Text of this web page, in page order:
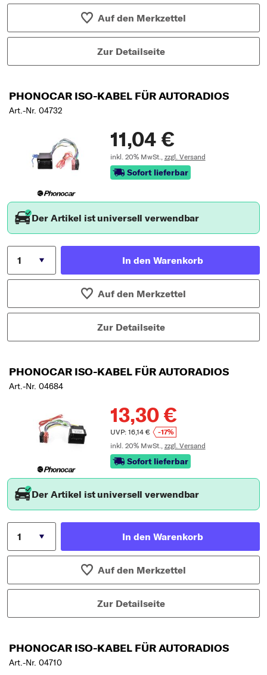
Auf den Merkzettel
Zur Detailseite
PHONOCAR ISO-KABEL FÜR AUTORADIOS
Art.-Nr. 04732
11,04 €
inkl. 20% MwSt., zzgl. Versand
Sofort lieferbar
Der Artikel ist universell verwendbar
In den Warenkorb
Auf den Merkzettel
Zur Detailseite
PHONOCAR ISO-KABEL FÜR AUTORADIOS
Art.-Nr. 04684
13,30 €
UVP: 16,14 €
-17%
inkl. 20% MwSt., zzgl. Versand
Sofort lieferbar
Der Artikel ist universell verwendbar
In den Warenkorb
Auf den Merkzettel
Zur Detailseite
PHONOCAR ISO-KABEL FÜR AUTORADIOS
Art.-Nr. 04710